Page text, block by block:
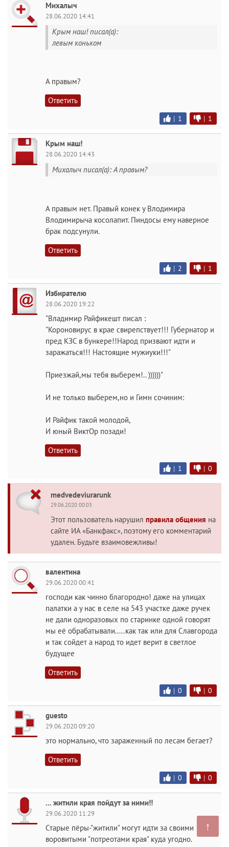
Михалыч
28.06.2020 14:41
Kрым наш! писал(а):
левым коньком
А правым?
Ответить
| 1 | 1
Kрым наш!
28.06.2020 14:43
Михалыч писал(а): А правым?
А правым нет. Правый конек у Влодимира
Влодимирыча косолапит. Пиндосы ему наверное
брак подсунули.
Ответить
| 2 | 1
Избирателю
28.06.2020 19:22
"Владимир Райфикешт писал :
"Короновирус в крае свирепствует!!! Губернатор и
пред КЗС в бункере!!Народ призвают идти и
заражаться!!! Настоящие мужиуки!!!"
Приезжай,мы тебя выберем!.. ))))))"
И не только выберем,но и Гимн сочиним:
И Райфик такой молодой,
И юный ВиктОр позади!
Ответить
| 1 | 0
medvedeviurarunk
29.06.2020 00:03
Этот пользователь нарушил правила общения на
сайте ИА «Банкфакс», поэтому его комментарий
удален. Будьте взаимовежливы!
валентина
29.06.2020 00:41
господи как чинно благородно! даже на улицах
палатки а у нас в селе на 543 участке даже ручек
не дали одноразовых по старинке одной говорят
мы её обрабатывали.....как так или для Славгорода
и так сойдет а народ то идет верит в светлое
будущее
Ответить
| 0 | 0
guesto
29.06.2020 09:20
это нормально, что зараженный по лесам бегает?
Ответить
| 0 | 0
... житили края пойдут за ними!!
29.06.2020 11:29
Старые пёры-"житили" могут идти за своими
воровитыми "потреотами края" куда угодно.
↑